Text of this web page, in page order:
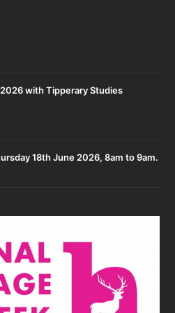
with Tipperary Studies
18th June 2026, 8am to 9am.